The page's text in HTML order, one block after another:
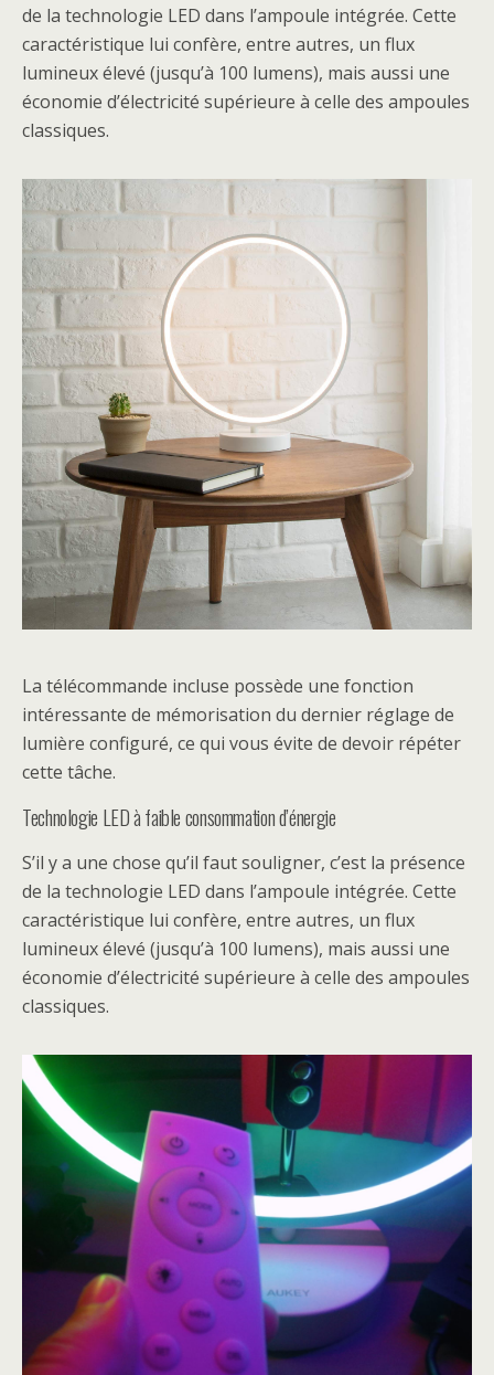
de la technologie LED dans l’ampoule intégrée. Cette
caractéristique lui confère, entre autres, un flux
lumineux élevé (jusqu’à 100 lumens), mais aussi une
économie d’électricité supérieure à celle des ampoules
classiques.
La télécommande incluse possède une fonction
intéressante de mémorisation du dernier réglage de
lumière configuré, ce qui vous évite de devoir répéter
cette tâche.
Technologie LED à faible consommation d’énergie
S’il y a une chose qu’il faut souligner, c’est la présence
de la technologie LED dans l’ampoule intégrée. Cette
caractéristique lui confère, entre autres, un flux
lumineux élevé (jusqu’à 100 lumens), mais aussi une
économie d’électricité supérieure à celle des ampoules
classiques.